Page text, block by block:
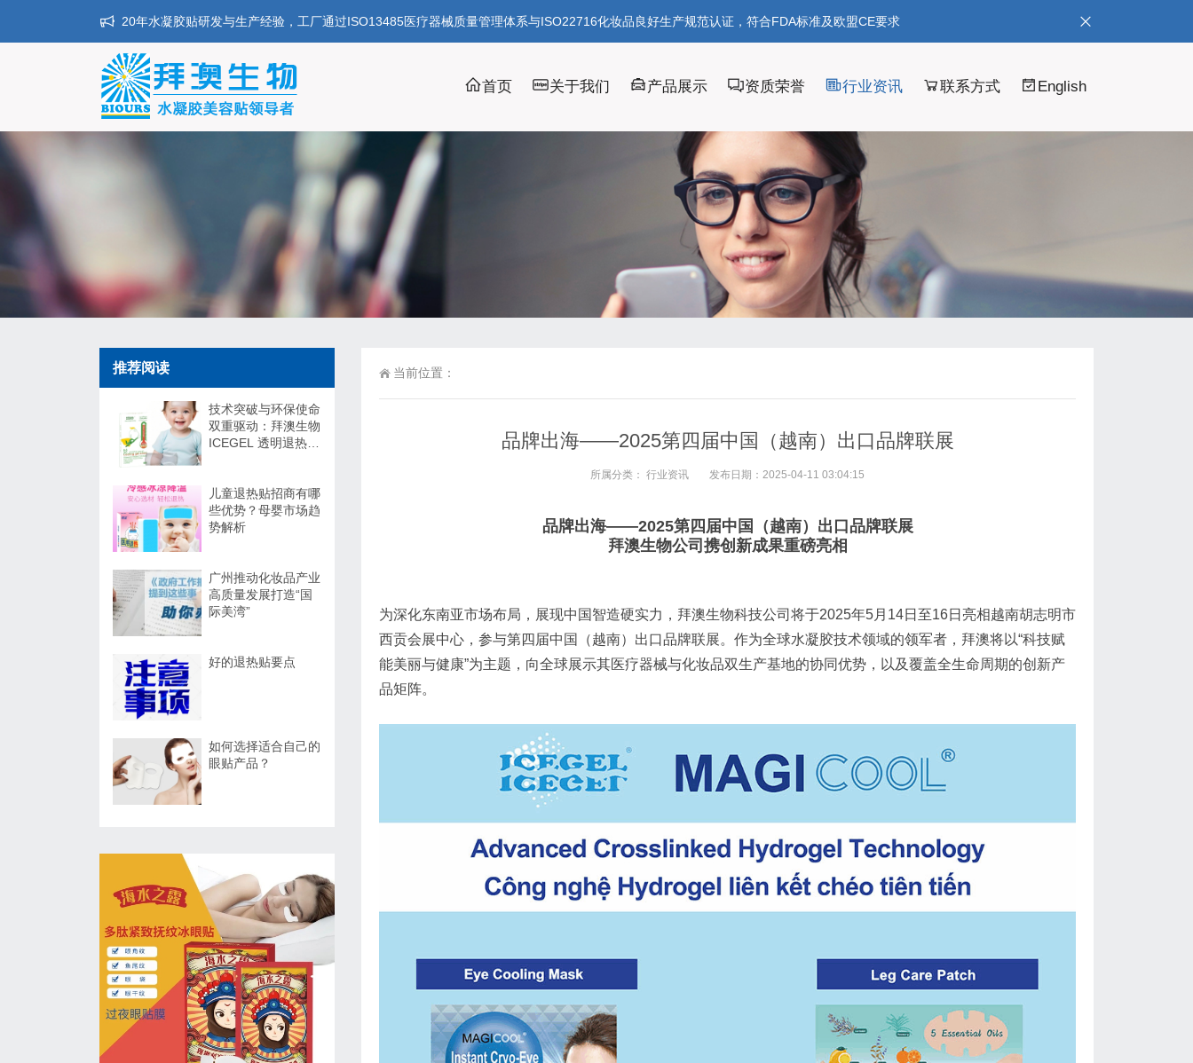
20年水凝胶贴研发与生产经验，工厂通过ISO13485医疗器械质量管理体系与ISO22716化妆品良好生产规范认证，符合FDA标准及欧盟CE要求
首页 关于我们 产品展示 资质荣誉 行业资讯 联系方式 English
当前位置：
品牌出海——2025第四届中国（越南）出口品牌联展
所属分类： 行业资讯 发布日期：2025-04-11 03:04:15
品牌出海——2025第四届中国（越南）出口品牌联展
拜澳生物公司携创新成果重磅亮相
为深化东南亚市场布局，展现中国智造硬实力，拜澳生物科技公司将于2025年5月14日至16日亮相越南胡志明市
西贡会展中心，参与第四届中国（越南）出口品牌联展。作为全球水凝胶技术领域的领军者，拜澳将以“科技赋
能美丽与健康”为主题，向全球展示其医疗器械与化妆品双生产基地的协同优势，以及覆盖全生命周期的创新产
品矩阵。
推荐阅读
技术突破与环保使命
双重驱动：拜澳生物
ICEGEL 透明退热贴
儿童退热贴招商有哪
些优势？母婴市场趋
势解析
广州推动化妆品产业
高质量发展打造“国
际美湾”
好的退热贴要点
如何选择适合自己的
眼贴产品？